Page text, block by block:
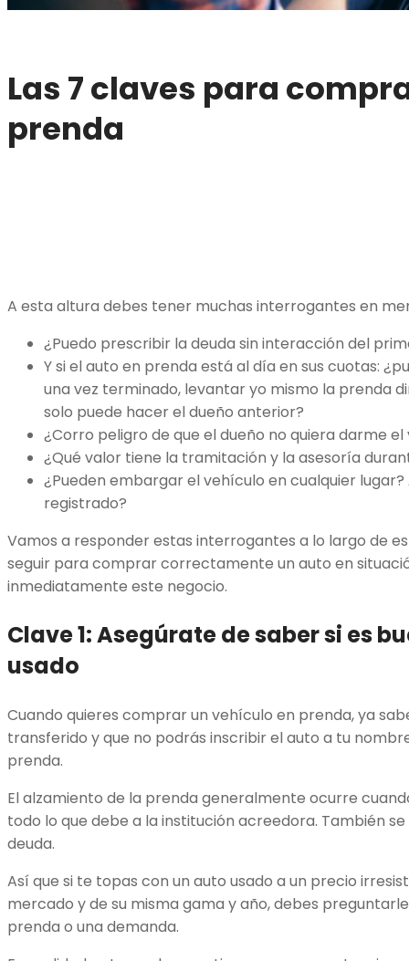
Las 7 claves para
prenda
A esta altura debes tener muchas interrogantes en
¿Puedo prescribir la deuda sin interacción del
Y si el auto en prenda está al día en sus cuotas:
una vez terminado, levantar yo mismo la prenda
solo puede hacer el dueño anterior?
¿Corro peligro de que el dueño no quiera darme
¿Qué valor tiene la tramitación y la asesoría
¿Pueden embargar el vehículo en cualquier lugar?
registrado?
Vamos a responder estas interrogantes a lo largo de
seguir para comprar correctamente un auto en
inmediatamente este negocio.
Clave 1: Asegúrate de saber si es
usado
Cuando quieres comprar un vehículo en prenda, ya
transferido y que no podrás inscribir el auto a tu
prenda.
El alzamiento de la prenda generalmente ocurre
todo lo que debe a la institución acreedora. También
deuda.
Así que si te topas con un auto usado a un precio
mercado y de su misma gama y año, debes
prenda o una demanda.